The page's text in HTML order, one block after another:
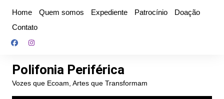
conteúdo
Home Quem somos Expediente Patrocínio
Doação
Contato
Polifonia Periférica
Vozes que Ecoam, Artes que Transformam